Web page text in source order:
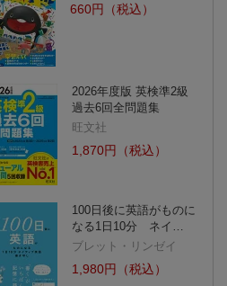
【POD】強化される
フン・セン体制ーー2
023年カンボジア総選
挙と世襲内閣の誕生
ーー
山田裕史
カンボジアは変
たのか
小林 知
660円（税込）
2026年度版 英検準2級
過去6回全問題集
旺文社
1,870円（税込）
100日後に英語がものに
なる1日10分 ネイ…
ブレット・リンゼイ
1,980円（税込）